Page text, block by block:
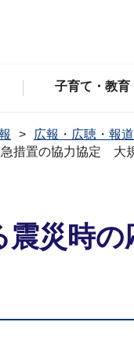
子育て・教育
広報・広聴・報道
措置の協力協定 大
震災時